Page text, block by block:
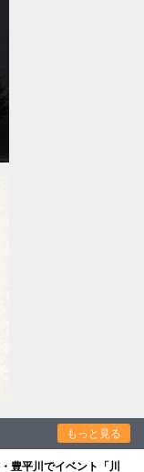
もっと見る
豊平川でイベント「川